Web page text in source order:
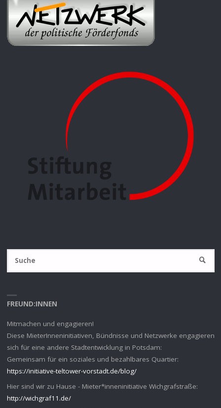
SUCHE
FREUND:INNEN
Mitmachen und engagieren!
Diese MieterInneninitiativen, Bündnisse und Netzwerke engagieren
sich für eine andere Stadtentwicklung in Potsdam:
Gemeinsam für ein soziales und bezahlbares Quartier:
https://initiative-teltower-vorstadt.de/blog/
Hier sind wir zu Hause - Mieter*inneninitiative Wichgrafstraße:
http://wichgraf11.de/